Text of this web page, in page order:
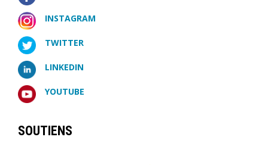
INSTAGRAM
TWITTER
LINKEDIN
YOUTUBE
SOUTIENS